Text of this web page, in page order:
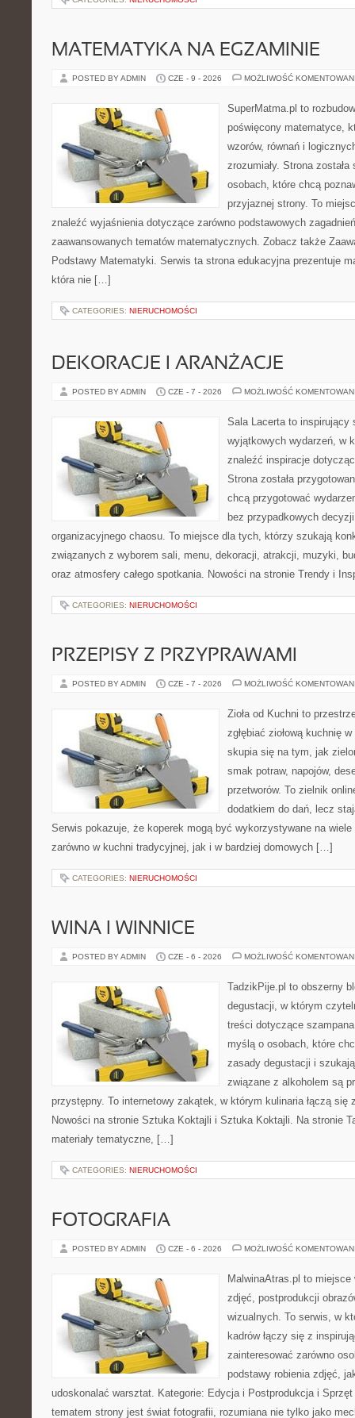
MATEMATYKA NA EGZAMINIE
POSTED BY ADMIN CZE - 9 - 2026 MOŻLIWOŚĆ
SuperMatma.pl to
poświęcony matematyce,
wzorów, równań i
zrozumiały. Strona
osobach, które chcą
przyjaznej strony. To
znaleźć wyjaśnienia dotyczące zarówno podstawowych
zaawansowanych tematów matematycznych. Zobacz także
Podstawy Matematyki. Serwis ta strona edukacyjna prezentuje
która nie […]
CATEGORIES: NIERUCHOMOŚCI
DEKORACJE I ARANŻACJE
POSTED BY ADMIN CZE - 7 - 2026 MOŻLIWOŚĆ
Sala Lacerta to inspirujący
wyjątkowych wydarzeń, w
znaleźć inspiracje
Strona została
chcą przygotować
bez przypadkowych
organizacyjnego chaosu. To miejsce dla tych, którzy szukają
związanych z wyborem sali, menu, dekoracji, atrakcji, muzyki,
oraz atmosfery całego spotkania. Nowości na stronie Trendy i
CATEGORIES: NIERUCHOMOŚCI
PRZEPISY Z PRZYPRAWAMI
POSTED BY ADMIN CZE - 7 - 2026 MOŻLIWOŚĆ
Zioła od Kuchni to
zgłębiać ziołową kuchnię
skupia się na tym, jak
smak potraw, napojów,
przetworów. To zielnik
dodatkiem do dań, lecz
Serwis pokazuje, że koperek mogą być wykorzystywane na
zarówno w kuchni tradycyjnej, jak i w bardziej domowych […]
CATEGORIES: NIERUCHOMOŚCI
WINA I WINNICE
POSTED BY ADMIN CZE - 6 - 2026 MOŻLIWOŚĆ
TadzikPije.pl to obszerny
degustacji, w którym
treści dotyczące
myślą o osobach, które
zasady degustacji i
związane z alkoholem są
przystępny. To internetowy zakątek, w którym kulinaria łączą się
Nowości na stronie Sztuka Koktajli i Sztuka Koktajli. Na stronie
materiały tematyczne, […]
CATEGORIES: NIERUCHOMOŚCI
FOTOGRAFIA
POSTED BY ADMIN CZE - 6 - 2026 MOŻLIWOŚĆ
MalwinaAtras.pl to
zdjęć, postprodukcji
wizualnych. To serwis, w
kadrów łączy się z
zainteresować zarówno
podstawy robienia zdjęć,
udoskonalać warsztat. Kategorie: Edycja i Postprodukcja i Sprzęt
tematem strony jest świat fotografii, rozumiana nie tylko jako